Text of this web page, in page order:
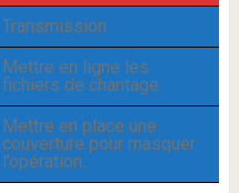
Transmission
Mettre en ligne les
fichiers de chantage.
Mettre en place une
couverture pour masquer
l’opération.